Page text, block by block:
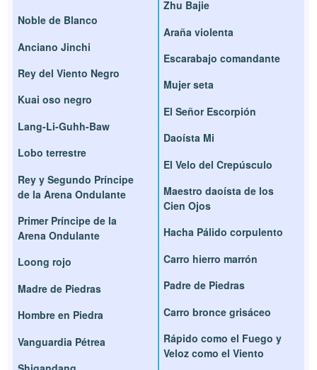
Noble de Blanco
Anciano Jinchi
Rey del Viento Negro
Kuai oso negro
Lang-Li-Guhh-Baw
Lobo terrestre
Rey y Segundo Príncipe
de la Arena Ondulante
Primer Príncipe de la
Arena Ondulante
Loong rojo
Madre de Piedras
Hombre en Piedra
Vanguardia Pétrea
Zhu Bajie
Araña violenta
Escarabajo comandante
Mujer seta
El Señor Escorpión
Daoísta Mi
El Velo del Crepúsculo
Maestro daoísta de los
Cien Ojos
Hacha Pálido corpulento
Carro hierro marrón
Padre de Piedras
Carro bronce grisáceo
Rápido como el Fuego y
Veloz como el Viento